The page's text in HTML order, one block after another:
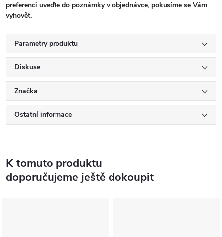
preferenci uveďte do poznámky v objednávce, pokusíme se Vám
vyhovět.
Parametry produktu
Diskuse
Značka
Ostatní informace
K tomuto produktu
doporučujeme ještě dokoupit